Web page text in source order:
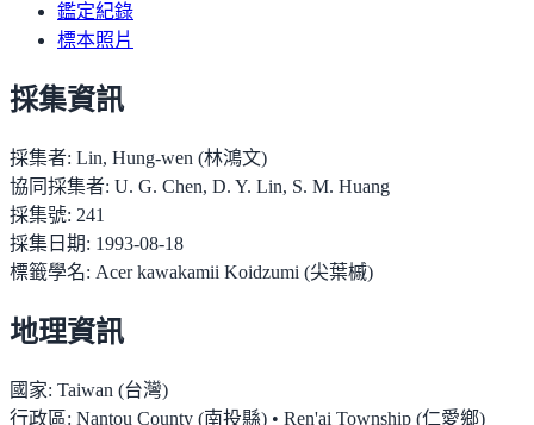
鑑定紀錄
標本照片
採集資訊
採集者: Lin, Hung-wen (林鴻文)
協同採集者: U. G. Chen, D. Y. Lin, S. M. Huang
採集號: 241
採集日期: 1993-08-18
標籤學名: Acer kawakamii Koidzumi (尖葉槭)
地理資訊
國家: Taiwan (台灣)
行政區: Nantou County (南投縣) • Ren'ai Township (仁愛鄉)